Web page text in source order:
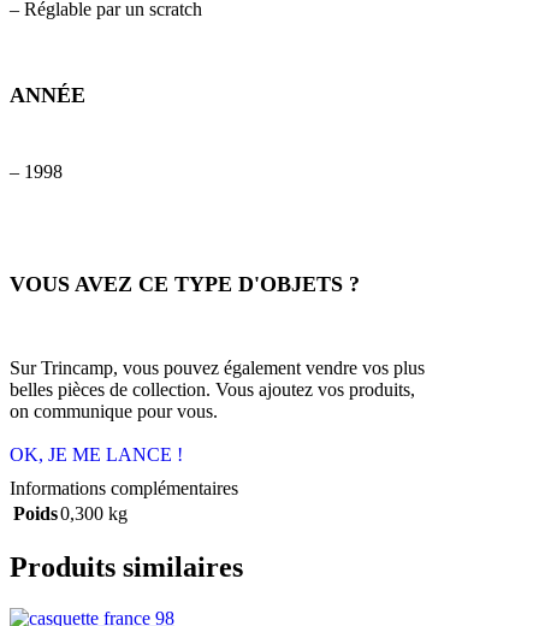
– Réglable par un scratch
ANNÉE
– 1998
VOUS AVEZ CE TYPE D'OBJETS ?
Sur Trincamp, vous pouvez également vendre vos plus
belles pièces de collection. Vous ajoutez vos produits,
on communique pour vous.
OK, JE ME LANCE !
Informations complémentaires
Poids0,300 kg
Produits similaires